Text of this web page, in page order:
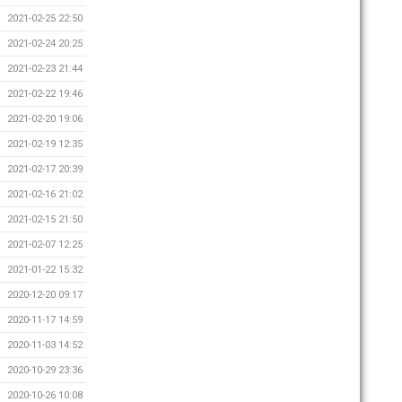
2021-02-25 22:50
2021-02-24 20:25
2021-02-23 21:44
2021-02-22 19:46
2021-02-20 19:06
2021-02-19 12:35
2021-02-17 20:39
2021-02-16 21:02
2021-02-15 21:50
2021-02-07 12:25
2021-01-22 15:32
2020-12-20 09:17
2020-11-17 14:59
2020-11-03 14:52
2020-10-29 23:36
2020-10-26 10:08